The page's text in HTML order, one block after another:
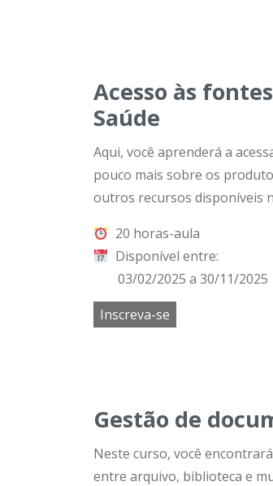
Acesso às
Saúde
Aqui, você aprenderá a
pouco mais sobre os
outros recursos disponíveis
20 horas-aula
Disponível entre:
03/02/2025 a 30/11/2025
Inscreva-se
Gestão de
Neste curso, você
entre arquivo, biblioteca e